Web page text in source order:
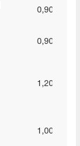
0,90%
0,90%
1,20%
1,00%